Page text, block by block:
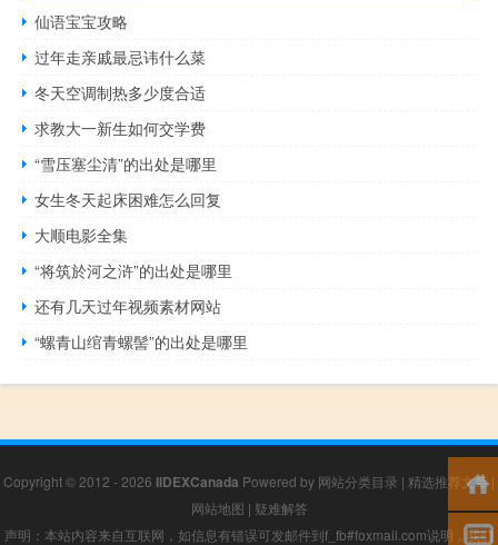
仙语宝宝攻略
过年走亲戚最忌讳什么菜
冬天空调制热多少度合适
求教大一新生如何交学费
“雪压塞尘清”的出处是哪里
女生冬天起床困难怎么回复
大顺电影全集
“将筑於河之浒”的出处是哪里
还有几天过年视频素材网站
“螺青山绾青螺髻”的出处是哪里
Copyright © 2012 - 2026 IIDEXCanada Powered by 网站分类目录 | 精选推荐文章|
网站地图 | 疑难解答
声明：本站内容来自互联网，如信息有错误可发邮件到f_fb#foxmail.com说明，我们